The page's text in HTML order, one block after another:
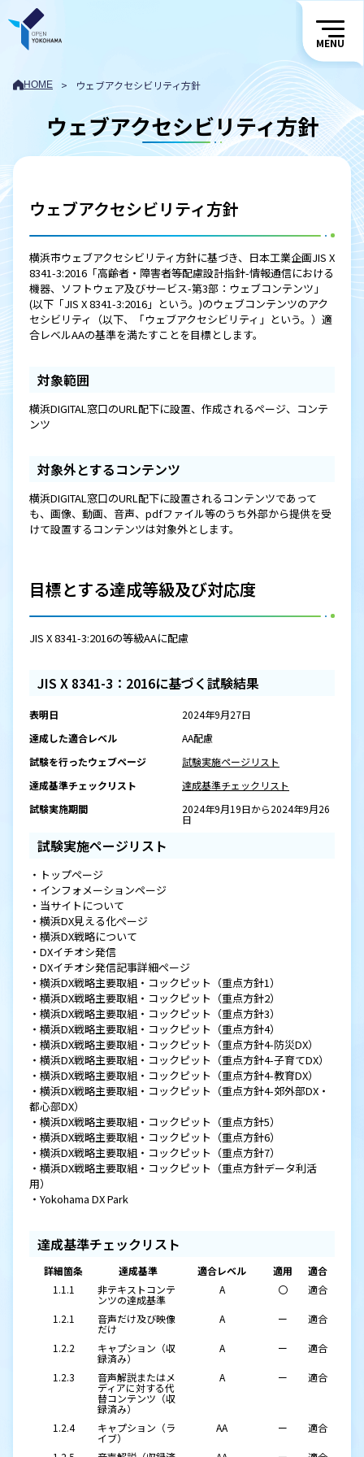
MENU
HOME > ウェブアクセシビリティ方針
ウェブアクセシビリティ方針
ウェブアクセシビリティ方針
横浜市ウェブアクセシビリティ方針に基づき、日本工業企画JIS X
8341-3:2016「高齢者・障害者等配慮設計指針-情報通信における
機器、ソフトウェア及びサービス-第3部：ウェブコンテンツ」
(以下「JIS X 8341-3:2016」という。)のウェブコンテンツのアク
セシビリティ（以下、「ウェブアクセシビリティ」という。）適
合レベルAAの基準を満たすことを目標とします。
対象範囲
横浜DIGITAL窓口のURL配下に設置、作成されるページ、コンテ
ンツ
対象外とするコンテンツ
横浜DIGITAL窓口のURL配下に設置されるコンテンツであって
も、画像、動画、音声、pdfファイル等のうち外部から提供を受
けて設置するコンテンツは対象外とします。
目標とする達成等級及び対応度
JIS X 8341-3:2016の等級AAに配慮
JIS X 8341-3：2016に基づく試験結果
表明日
2024年9月27日
達成した適合レベル
AA配慮
試験を行ったウェブページ
試験実施ページリスト
達成基準チェックリスト
達成基準チェックリスト
試験実施期間
2024年9月19日から2024年9月26
日
試験実施ページリスト
・トップページ
・インフォメーションページ
・当サイトについて
・横浜DX見える化ページ
・横浜DX戦略について
・DXイチオシ発信
・DXイチオシ発信記事詳細ページ
・横浜DX戦略主要取組・コックピット（重点方針1）
・横浜DX戦略主要取組・コックピット（重点方針2）
・横浜DX戦略主要取組・コックピット（重点方針3）
・横浜DX戦略主要取組・コックピット（重点方針4）
・横浜DX戦略主要取組・コックピット（重点方針4-防災DX）
・横浜DX戦略主要取組・コックピット（重点方針4-子育てDX）
・横浜DX戦略主要取組・コックピット（重点方針4-教育DX）
・横浜DX戦略主要取組・コックピット（重点方針4-郊外部DX・
都心部DX）
・横浜DX戦略主要取組・コックピット（重点方針5）
・横浜DX戦略主要取組・コックピット（重点方針6）
・横浜DX戦略主要取組・コックピット（重点方針7）
・横浜DX戦略主要取組・コックピット（重点方針データ利活
用）
・Yokohama DX Park
達成基準チェックリスト
詳細箇条 達成基準 適合レベル 適用
適合
1.1.1
非テキストコンテ
ンツの達成基準
A 〇 適合
1.2.1 音声だけ及び映像
だけ
A ー 適合
1.2.2 キャプション（収
録済み）
A ー 適合
1.2.3 音声解説またはメ
ディアに対する代
替コンテンツ（収
録済み）
A ー 適合
1.2.4 キャプション（ラ
イブ）
AA ー 適合